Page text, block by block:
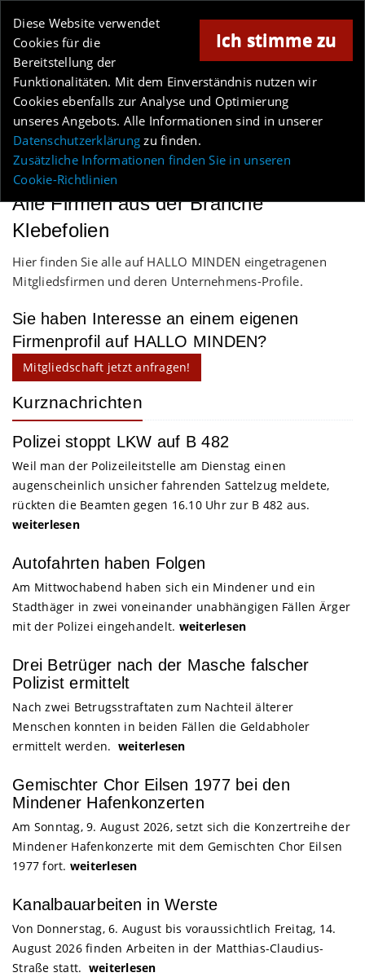
Online-Magazin für Minden und Umgebung
Ich stimme zu
Diese Website verwendet
Cookies für die
Bereitstellung der
Funktionalitäten. Mit dem Einverständnis nutzen wir
Cookies ebenfalls zur Analyse und Optimierung
unseres Angebots. Alle Informationen sind in unserer
Datenschutzerklärung zu finden.
Zusätzliche Informationen finden Sie in unseren
Cookie-Richtlinien
Anzeige
MENÜ
Alle Firmen aus der Branche
Klebefolien
Hier finden Sie alle auf HALLO MINDEN eingetragenen
Mitgliedsfirmen und deren Unternehmens-Profile.
Sie haben Interesse an einem eigenen
Firmenprofil auf HALLO MINDEN?
Mitgliedschaft jetzt anfragen!
Kurznachrichten
Polizei stoppt LKW auf B 482
Weil man der Polizeileitstelle am Dienstag einen
augenscheinlich unsicher fahrenden Sattelzug meldete,
rückten die Beamten gegen 16.10 Uhr zur B 482 aus.
weiterlesen
Autofahrten haben Folgen
Am Mittwochabend haben sich ein Mindener und ein
Stadthäger in zwei voneinander unabhängigen Fällen Ärger
mit der Polizei eingehandelt. weiterlesen
Drei Betrüger nach der Masche falscher
Polizist ermittelt
Nach zwei Betrugsstraftaten zum Nachteil älterer
Menschen konnten in beiden Fällen die Geldabholer
ermittelt werden. weiterlesen
Gemischter Chor Eilsen 1977 bei den
Mindener Hafenkonzerten
Am Sonntag, 9. August 2026, setzt sich die Konzertreihe der
Mindener Hafenkonzerte mit dem Gemischten Chor Eilsen
1977 fort. weiterlesen
Kanalbauarbeiten in Werste
Von Donnerstag, 6. August bis voraussichtlich Freitag, 14.
August 2026 finden Arbeiten in der Matthias-Claudius-
Straße statt. weiterlesen